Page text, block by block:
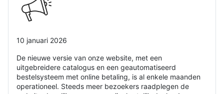
10 januari 2026
De nieuwe versie van onze website, met een
uitgebreidere catalogus en een geautomatiseerd
bestelsysteem met online betaling, is al enkele maanden
operationeel. Steeds meer bezoekers raadplegen de